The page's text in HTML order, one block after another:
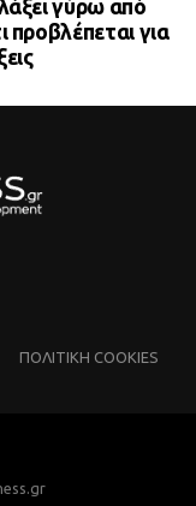
γύρω από
προβλέπεται για
ΠΟΛΙΤΙΚΗ COOKIES